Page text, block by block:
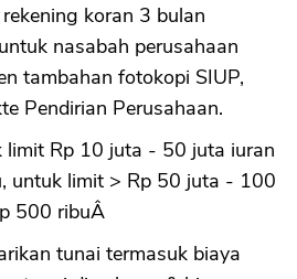
koran 3 bulan
nasabah perusahaan
tambahan fotokopi SIUP,
Pendirian Perusahaan.
limit Rp 10 juta - 50 juta iuran
untuk limit > Rp 50 juta - 100
500 ribuÂ
tunai termasuk biaya